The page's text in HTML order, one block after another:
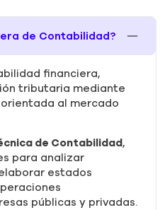
de Contabilidad?
financiera,
tributaria mediante
al mercado
de Contabilidad,
para analizar
estados
públicas y privadas.